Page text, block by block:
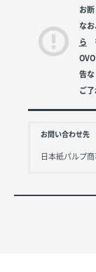
お
な
ら
告
ご
お問い合わせ先
日本紙パルプ